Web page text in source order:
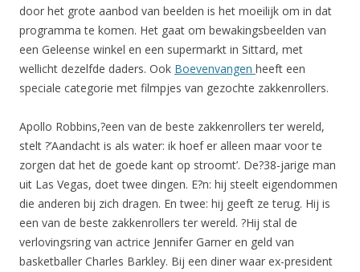
door het grote aanbod van beelden is het moeilijk om in dat
programma te komen. Het gaat om bewakingsbeelden van
een Geleense winkel en een supermarkt in Sittard, met
wellicht dezelfde daders. Ook Boevenvangen heeft een
speciale categorie met filmpjes van gezochte zakkenrollers.
Apollo Robbins,?een van de beste zakkenrollers ter wereld,
stelt ?’Aandacht is als water: ik hoef er alleen maar voor te
zorgen dat het de goede kant op stroomt’. De?38-jarige man
uit Las Vegas, doet twee dingen. E?n: hij steelt eigendommen
die anderen bij zich dragen. En twee: hij geeft ze terug. Hij is
een van de beste zakkenrollers ter wereld. ?Hij stal de
verlovingsring van actrice Jennifer Garner en geld van
basketballer Charles Barkley. Bij een diner waar ex-president